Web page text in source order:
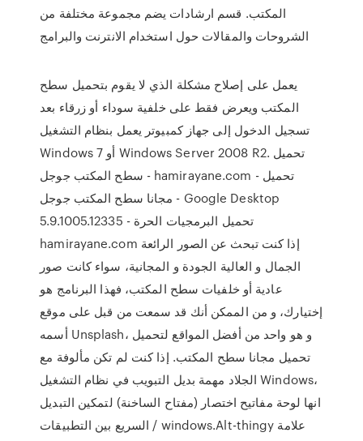
المكتب. قسم ارشادات يضم مجموعة مختلفة من
الشروحات والمقالات حول استخدام الانترنت والبرامج
يعمل على إصلاح مشكلة الذي لا يقوم بتحميل سطح
المكتب ويعرض فقط على خلفية سوداء أو زرقاء بعد
تسجيل الدخول إلى جهاز كمبيوتر يعمل بنظام التشغيل
Windows 7 أو Windows Server 2008 R2. تحميل
سطح المكتب جوجل - hamirayane.com - تحميل
مجانا سطح المكتب جوجل - Google Desktop
5.9.1005.12335 - تحميل البرمجيات الحرة
hamirayane.com إذا كنت تبحث عن الصور الرائعة
الجمال و العالية الجودة و المجانية، سواء كانت صور
عادية أو خلفيات سطح المكتب، فهذا البرنامج هو
إختيارك، و من الممكن أنك قد سمعت من قبل على موقع
أسمه Unsplash، و هو واحد من أفضل المواقع لتحميل
تحميل مجانا سطح المكتب. إذا كنت لم تكن مألوفة مع
الجلاد مهمة بديل التبويب في نظام التشغيل Windows،
انها لوحة مفاتيح اختصار (مفتاح الساخنة) لتمكين التبديل
السريع بين التطبيقات / windows.Alt-thingy علامة